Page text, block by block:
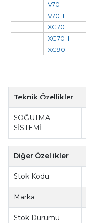
V70 I
V70 II
XC70 I
XC70 II
XC90
Teknik Özellikler
SOĞUTMA
SİSTEMİ
Diğer Özellikler
Stok Kodu
Marka
Stok Durumu